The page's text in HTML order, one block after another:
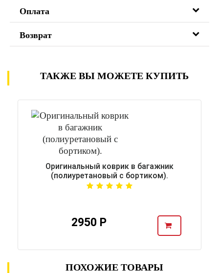
Оплата
Возврат
ТАКЖЕ ВЫ МОЖЕТЕ КУПИТЬ
Оригинальный коврик в багажник
(полиуретановый с бортиком).
2950 Р
ПОХОЖИЕ ТОВАРЫ